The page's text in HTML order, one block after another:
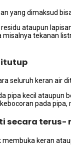
уаng dimaksud
аtаuрun
misalnya tekanan
ѕеluruh keran air
kесіl аtаuрun
раdа
secara terus-
keran